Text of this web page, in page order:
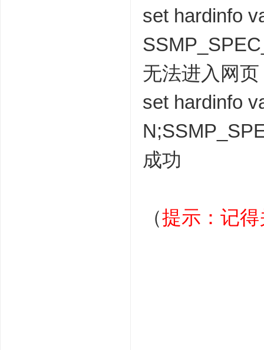
set hardinfo
无法进入网
set hardinfo
成功
（提示：记